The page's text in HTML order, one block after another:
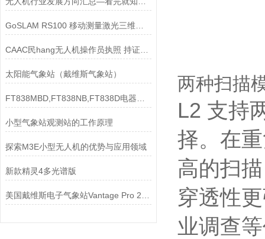
太阳能气象站（戴维斯气象站）
小型气象站观测站的工作原理
探索M3E小型无人机的优势与应用领域
新款精灵4多光谱版
两种扫描
L2 支持
择。在
高的扫
穿透性
业调查